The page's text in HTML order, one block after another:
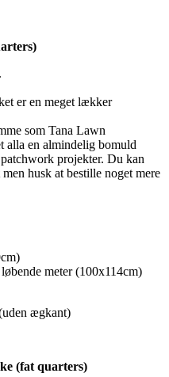
er en meget lækker
som Tana Lawn
alla en almindelig bomuld
projekter. Du kan
husk at bestille noget mere
meter (100x114cm)
ægkant)
(fat quarters)